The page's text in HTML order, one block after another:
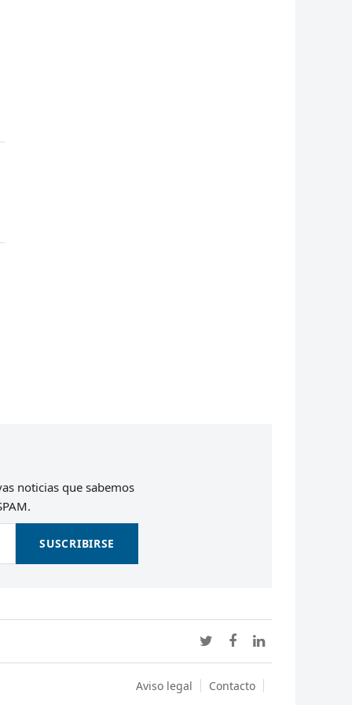
noticias que sabemos
SUSCRIBIRSE
TwitterFacebook
LinkedIn
Aviso legal Contacto